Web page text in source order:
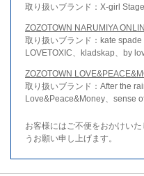
取り扱いブランド：X-girl
ZOZOTOWN NARUMIYA
取り扱いブランド：kate spade
LOVETOXIC、kladskap、by
ZOZOTOWN
取り扱いブランド：After the
Love&Peace&Money、sense
お客様にはご不便をおかけい
うお願い申し上げます。